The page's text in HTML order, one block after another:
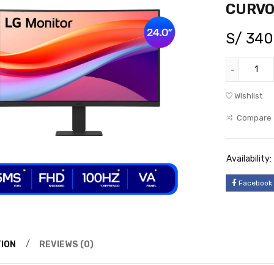
S/
Wishlist
Compare
Availability:
Facebook
REVIEWS (0)